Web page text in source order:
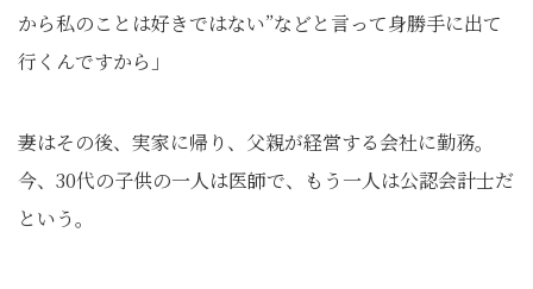
から私のことは好きではない”などと言って身勝手に出て
行くんですから」
妻はその後、実家に帰り、父親が経営する会社に勤務。
今、30代の子供の一人は医師で、もう一人は公認会計士だ
という。